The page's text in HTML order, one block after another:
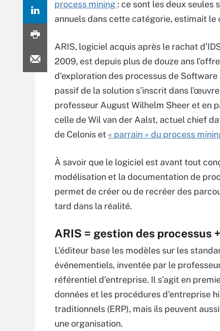
process mining : ce sont les deux seules
annuels dans cette catégorie, estimait le
ARIS, logiciel acquis après le rachat
2009, est depuis plus de douze ans l’offre
d’exploration des processus de Software
passif de la solution s’inscrit dans
professeur August Wilhelm Sheer et en
celle de Wil van der Aalst, actuel chief
de Celonis et « parrain » du process
À savoir que le logiciel est avant tout
modélisation et la documentation de
permet de créer ou de recréer des
tard dans la réalité.
ARIS = gestion des processus
L’éditeur base les modèles sur les
événementiels, inventée par le
référentiel d’entreprise. Il s’agit en
données et les procédures d’entreprise
traditionnels (ERP), mais ils peuvent
une organisation.